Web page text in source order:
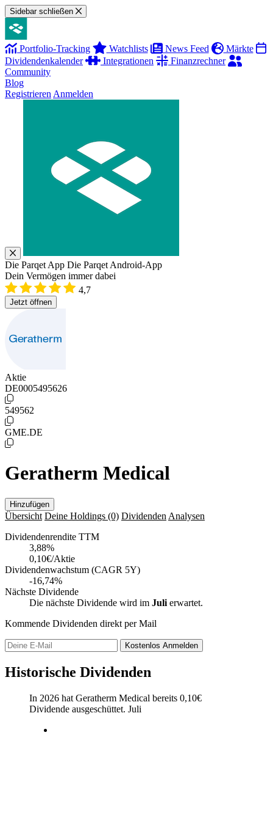
Sidebar schließen
Portfolio-Tracking Watchlists News Feed
Märkte
Dividendenkalender
Integrationen
Finanzrechner
Community
Blog
Registrieren Anmelden
Die Parqet App Die Parqet Android-App
Dein Vermögen immer dabei
4,7
Jetzt öffnen
Aktie
DE0005495626
549562
GME.DE
Geratherm Medical
Hinzufügen
Übersicht Deine Holdings (0) Dividenden Analysen
Dividendenrendite TTM
3,88%
0,10€/Aktie
Dividendenwachstum (CAGR 5Y)
-16,74%
Nächste Dividende
Die nächste Dividende wird im Juli erwartet.
Kommende Dividenden direkt per Mail
Kostenlos Anmelden
Historische Dividenden
In 2026 hat Geratherm Medical bereits 0,10€
Dividende ausgeschüttet. Juli